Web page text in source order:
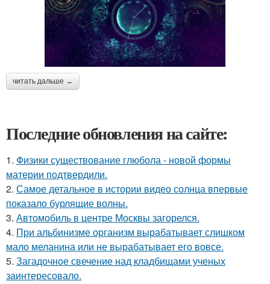
читать дальше →
Последние обновления на сайте:
1. Физики существование глюбола - новой формы
материи подтвердили.
2. Самое детальное в истории видео солнца впервые
показало бурлящие волны.
3. Автомобиль в центре Москвы загорелся.
4. При альбинизме организм вырабатывает слишком
мало меланина или не вырабатывает его вовсе.
5. Загадочное свечение над кладбищами ученых
заинтересовало.